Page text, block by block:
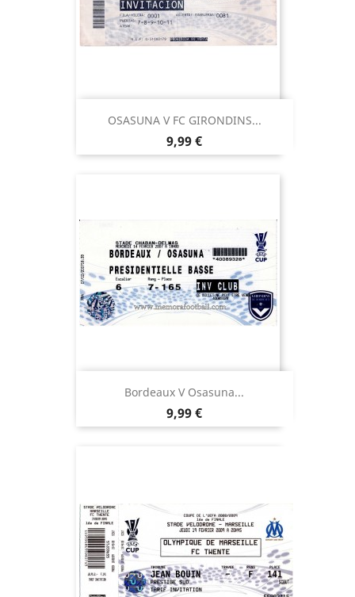
OSASUNA V FC GIRONDINS...
Precio
9,99 €
Bordeaux V Osasuna...
Precio
9,99 €